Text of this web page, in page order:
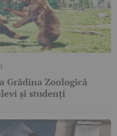
Grădina Zoologică
și studenți